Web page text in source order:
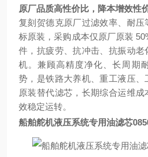
原厂品质高性价比，降本增效性
复刻贺德克原厂过滤效率、耐
标原装，采购成本仅原厂原装
件，抗疲劳、抗冲击、抗振动
机。兼顾高精度净化、长周期
势，是铁路大养机、重工液压
原装替代滤芯，长期综合运维
效稳定运转。
船舶舵机液压系统专用油滤芯